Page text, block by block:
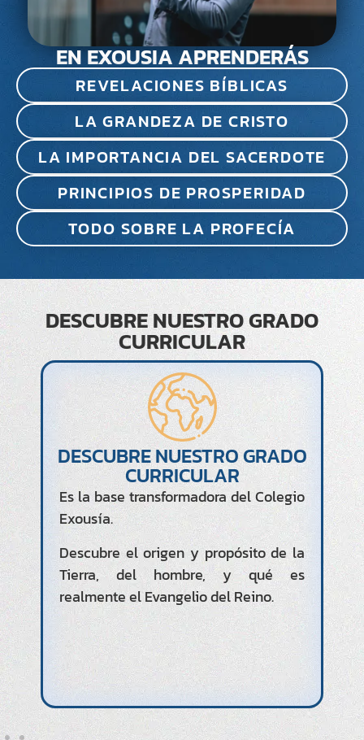
EN EXOUSIA APRENDERÁS
REVELACIONES BÍBLICAS
LA GRANDEZA DE CRISTO
LA IMPORTANCIA DEL SACERDOTE
PRINCIPIOS DE PROSPERIDAD
TODO SOBRE LA PROFECÍA
DESCUBRE NUESTRO GRADO
CURRICULAR
LA REVELACIÓN DE
JESUCRISTO
Es imposible no quedar
quebrantado por esta enseñanza,
que os revelará la grandeza y la
esencia de Cristo, desde antes de la
fundación del mundo hasta el
Apocalipsis.